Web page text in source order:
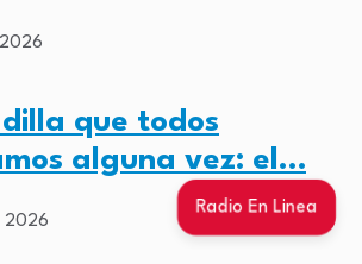
Radio En Linea
que todos
alguna vez: el…
2026